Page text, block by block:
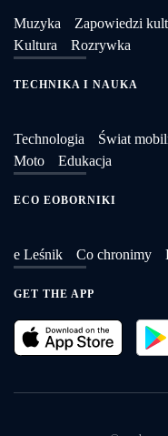
Muzyka Zapowiedzi
Kultura
Rozrywka
TECHNIKA I NAUKA
Technologia Świat
Moto
Edukacja
ECO EOBORNIKI
e Leśnik Co chronimy
GET THE APP